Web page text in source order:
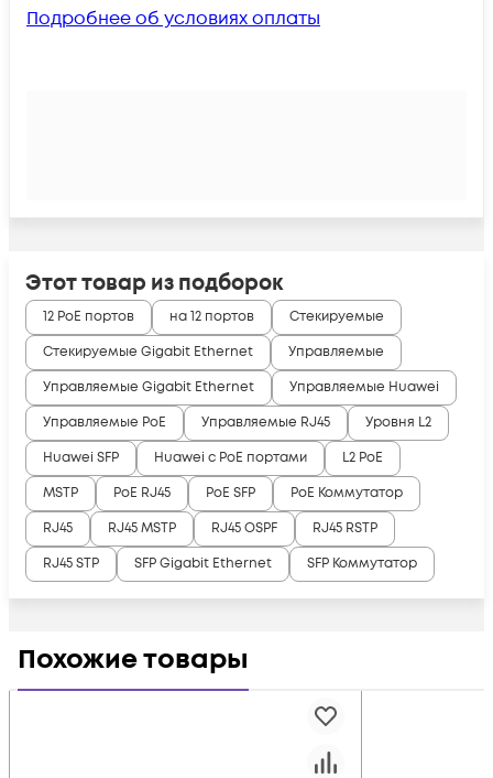
Подробнее об условиях оплаты
Этот товар из подборок
12 PoE портов на 12 портов
Стекируемые
Стекируемые Gigabit Ethernet
Управляемые
Управляемые Gigabit Ethernet
Управляемые Huawei
Управляемые PoE
Управляемые RJ45
Уровня L2
Huawei SFP
Huawei с PoE портами
L2 PoE
MSTP
PoE RJ45 PoE SFP
PoE Коммутатор
RJ45
RJ45 MSTP RJ45 OSPF
RJ45 RSTP
RJ45 STP
SFP Gigabit Ethernet SFP Коммутатор
Похожие товары